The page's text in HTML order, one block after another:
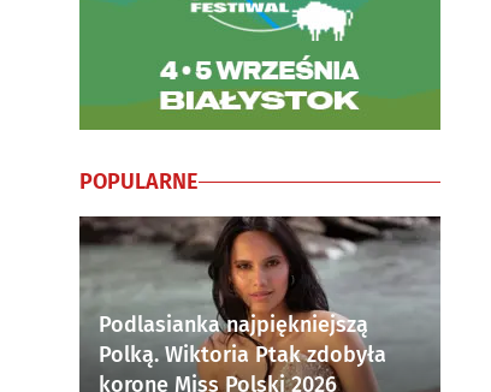
POPULARNE
Podlasianka najpiękniejszą
Polką. Wiktoria Ptak zdobyła
koronę Miss Polski 2026